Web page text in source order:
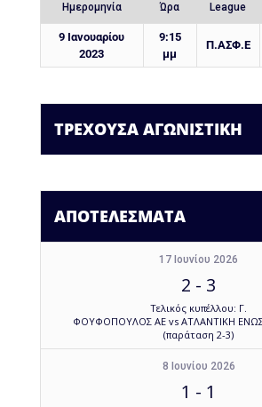
Ημερομηνία Ώρα League
9 Ιανουαρίου
2023
9:15
μμ
Π.ΑΣΦ.Ε
ΤΡΕΧΟΥΣΑ ΑΓΩΝΙΣΤΙΚΗ
ΑΠΟΤΕΛΕΣΜΑΤΑ
17 Ιουνίου 2026
2 - 3
Τελικός κυπέλλου: Γ.
ΦΟΥΦΟΠΟΥΛΟΣ ΑΕ vs ΑΤΛΑΝΤΙΚΗ
(παράταση 2-3)
8 Ιουνίου 2026
1 - 1